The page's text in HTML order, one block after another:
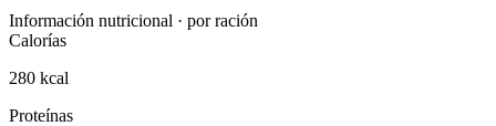
Información nutricional · por ración
Calorías
280 kcal
Proteínas